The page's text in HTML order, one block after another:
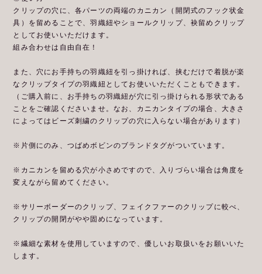
クリップの穴に、各パーツの両端のカニカン（開閉式のフック状金
具）を留めることで、羽織紐やショールクリップ、袂留めクリップ
としてお使いいただけます。
組み合わせは自由自在！
また、穴にお手持ちの羽織紐を引っ掛ければ、挟むだけで着脱が楽
なクリップタイプの羽織紐としてお使いいただくこともできます。
（ご購入前に、お手持ちの羽織紐が穴に引っ掛けられる形状である
ことをご確認くださいませ。なお、カニカンタイプの場合、大きさ
によってはビーズ刺繍のクリップの穴に入らない場合があります）
※片側にのみ、つばめボビンのブランドタグがついています。
※カニカンを留める穴が小さめですので、入りづらい場合は角度を
変えながら留めてください。
※サリーボーダーのクリップ、フェイクファーのクリップに較べ、
クリップの開閉がやや固めになっています。
※繊細な素材を使用していますので、優しいお取扱いをお願いいた
します。